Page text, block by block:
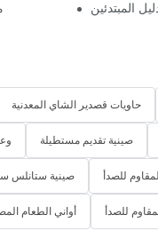
المبتدئين
حاويات قصدير الشاي المعدنية
صينية تقديم مستطيلة
صينية ستانلس للصدأ
أواني الطعام للصدأ